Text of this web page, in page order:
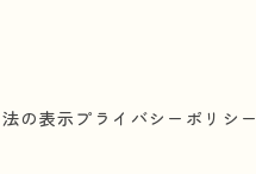
の表示プライバシーポリシー